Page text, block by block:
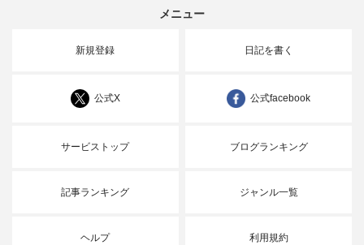
メニュー
新規登録 日記を書く
公式X 公式facebook
サービストップ ブログランキング
記事ランキング ジャンル一覧
ヘルプ 利用規約